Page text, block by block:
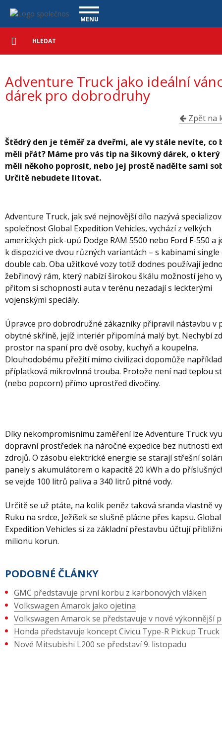
Adventure Truck jako ideální vánoční dárek pro dobrodruhy -
Navigace
MENU
VÝKUP VOZŮ
ÚVĚR ZDARMA
ZÁRUKA NA OJETÉ VOZY
CO NABÍZÍME
ONLINE VIDEO PROHLÍDKY
UPLATNĚNÍ VAD
NÁŠ TÝM
NAŠE VIDEA
MAGAZÍN
KONTAKT
Podrobné
vyhledávání
Vyhledat
Adventure Truck jako ideální
dárek pro dobrodruhy
Zpět na
Štědrý den je téměř za dveřmi, ale vy stále nevíte, co
měli přát? Máme pro vás tip na šikovný dárek, o
měli někoho poprosit, nebo jej prostě nadělte sami
Určitě nebudete litovat.
Adventure Truck, jak své nejnovější dílo nazývá
společnost Global Expedition Vehicles, vychází z velkých
amerických pick-upů Dodge RAM 5500 nebo Ford F-550 a
k dispozici ve dvou různých variantách – s kabinami single
double cab. Oba užitkové vozy totiž dodnes používají
žebřinový rám, který nabízí širokou škálu možností jeho
přitom si schopnosti auta v terénu nezadají s leckterými
vojenskými speciály.
Úpravce pro dobrodružné zákazníky připravil nástavbu v
obytné skříně, jejíž interiér připomíná malý byt. Nechybí
prostor na spaní pro dvě osoby, kuchyň a koupelna.
Dlouhodobému přežití mimo civilizaci dopomůže
příplatková mikrovlnná trouba. Protože není nad teplou
(nebo popcorn) přímo uprostřed divočiny.
Díky nekompromisnímu zaměření lze Adventure Truck
dopravní prostředek na náročné expedice bez nutnosti
zdrojů. O zásobu elektrické energie se starají střešní
panely s akumulátorem o kapacitě 20 kWh a do
se vejde 100 litrů paliva a 340 litrů pitné vody.
Určitě se už ptáte, na kolik peněz taková sranda vlastně
Ruku na srdce, Ježíšek se slušně plácne přes kapsu. Global
Expedition Vehicles si za základní přestavbu účtují
milionu korun.
PODOBNÉ ČLÁNKY
GMC představuje první korbu z karbonových vláken
Volkswagen Amarok jako ojetina
Volkswagen Amarok se představuje v nové výkonnější
Honda představuje koncept Civicu Type-R Pickup Truck
Nové Mitsubishi L200 se představí 9. listopadu